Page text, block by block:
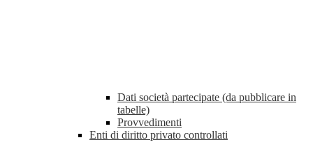
Dati società partecipate (da pubblicare in
tabelle)
Provvedimenti
Enti di diritto privato controllati